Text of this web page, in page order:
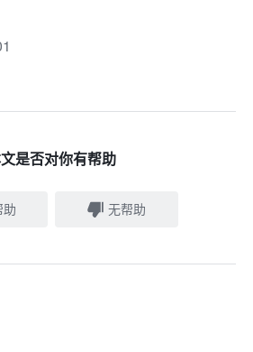
是否对你有帮助
助 无帮助